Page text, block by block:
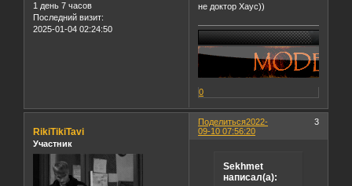
1 день 7 часов
Последний визит:
2025-01-04 02:24:50
не доктор Хаус))
0
Поделиться 3
2022-
09-10 07:56:20
RikiTikiTavi
Участник
Sekhmet
написал(а):